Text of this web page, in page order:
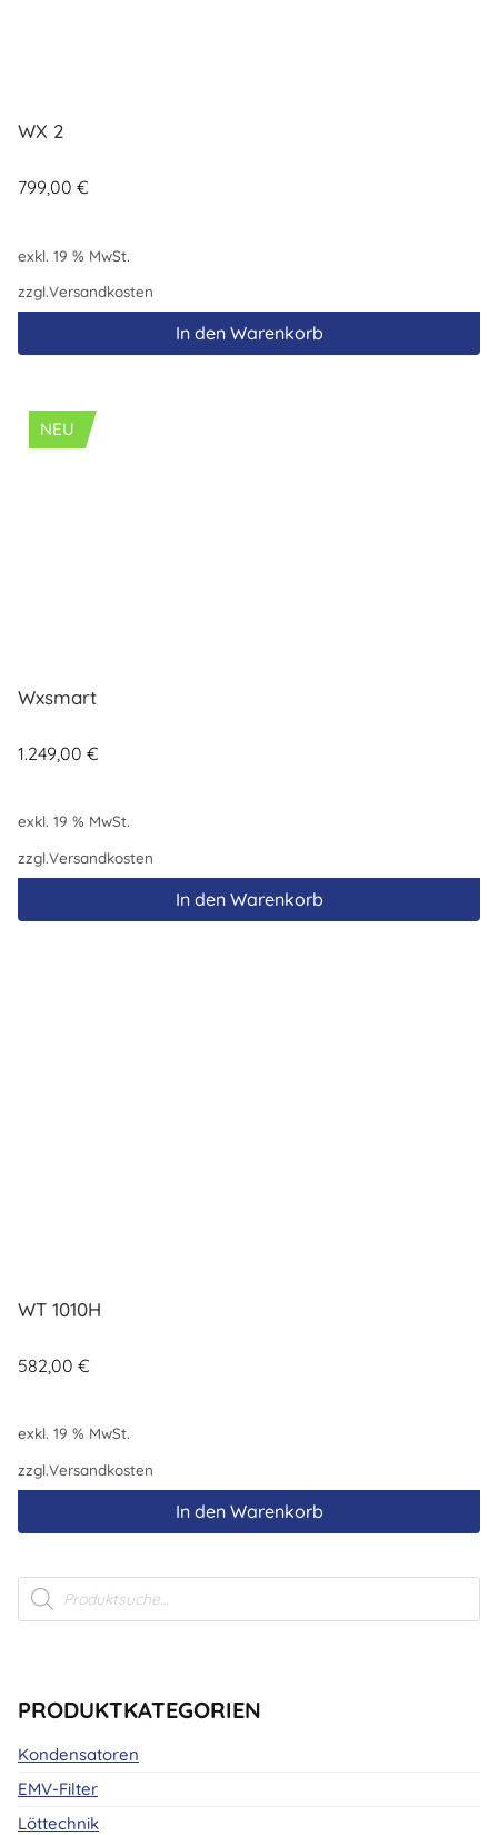
WX 2
799,00 €
exkl. 19 % MwSt.
zzgl.Versandkosten
In den Warenkorb
NEU
Wxsmart
1.249,00 €
exkl. 19 % MwSt.
zzgl.Versandkosten
In den Warenkorb
WT 1010H
582,00 €
exkl. 19 % MwSt.
zzgl.Versandkosten
In den Warenkorb
Products
search
PRODUKTKATEGORIEN
Kondensatoren
EMV-Filter
Löttechnik